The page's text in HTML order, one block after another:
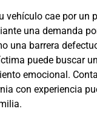
vehículo cae por un
una demanda
una barrera
puede buscar
emocional.
con experiencia